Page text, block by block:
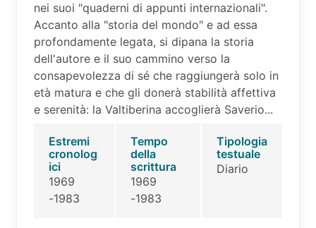
nei suoi "quaderni di appunti internazionali".
Accanto alla "storia del mondo" e ad essa
profondamente legata, si dipana la storia
dell'autore e il suo cammino verso la
consapevolezza di sé che raggiungerà solo in
età matura e che gli donerà stabilità affettiva
e serenità: la Valtiberina accoglierà Saverio...
Estremi
cronolog
ici
1969
-1983
Tempo
della
scrittura
1969
-1983
Tipologia
testuale
Diario